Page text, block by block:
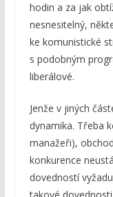
hodin a za jak
nesnesitelný,
ke komunistické
s podobným
liberálové.
Jenže v jiných
dynamika. Třeba
manažeři),
konkurence
dovedností